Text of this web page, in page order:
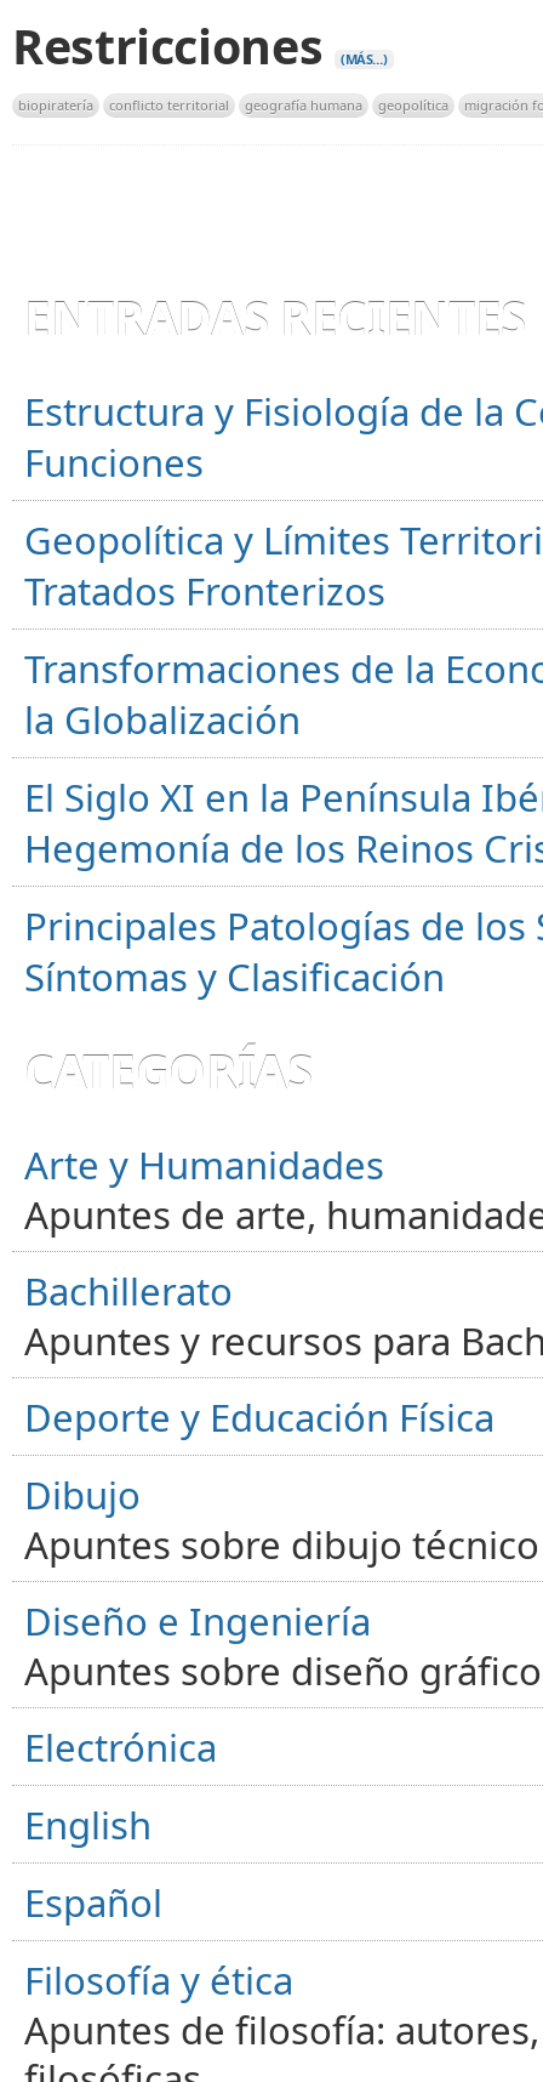
Restricciones (MÁS…)
biopiratería conflicto territorial geografía humana geopolítica migración
ENTRADAS RECIENTES
Estructura y Fisiología de la
Funciones
Geopolítica y Límites
Tratados Fronterizos
Transformaciones de la
la Globalización
El Siglo XI en la Península
Hegemonía de los Reinos
Principales Patologías de
Síntomas y Clasificación
CATEGORÍAS
Arte y Humanidades
Apuntes de arte,
Bachillerato
Apuntes y recursos para
Deporte y Educación Física
Dibujo
Apuntes sobre dibujo
Diseño e Ingeniería
Apuntes sobre diseño
Electrónica
English
Español
Filosofía y ética
Apuntes de filosofía: